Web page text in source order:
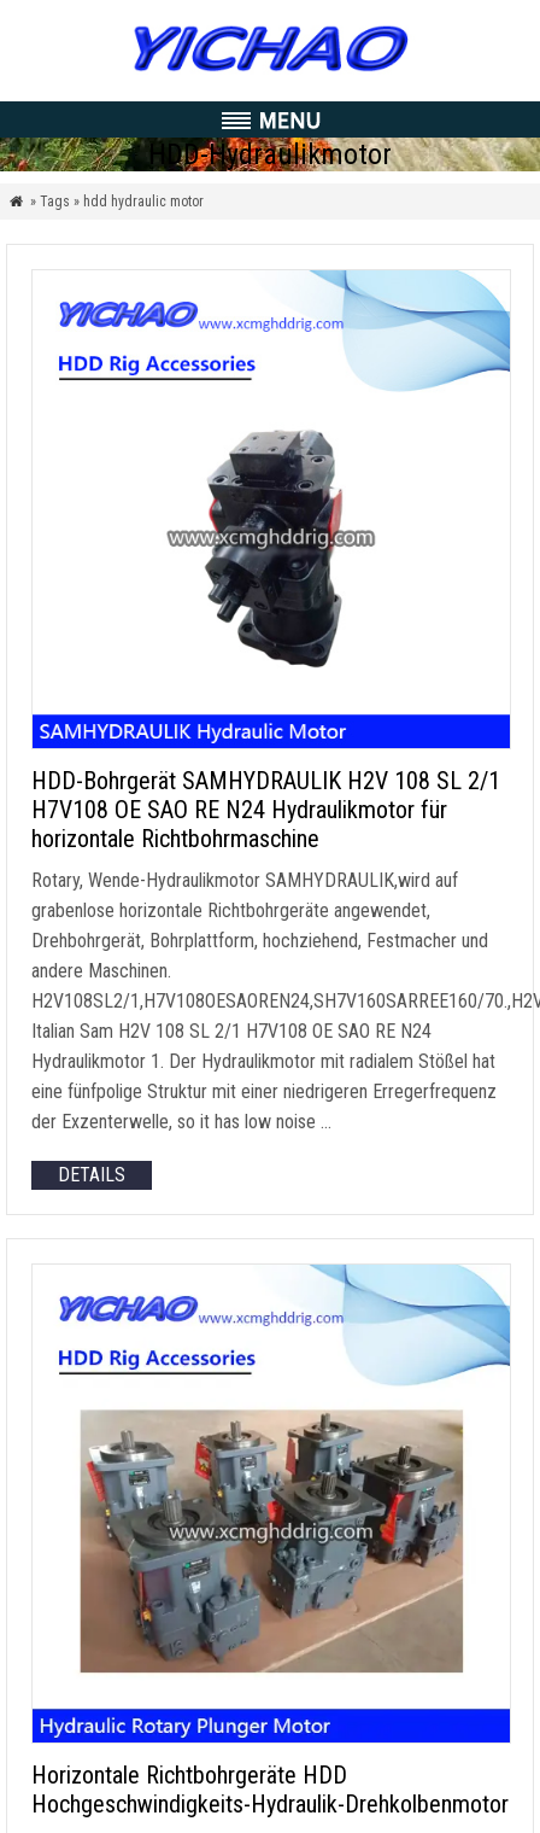
HDD-Hydraulikmotor
 » Tags » hdd hydraulic motor
HDD-Bohrgerät SAMHYDRAULIK H2V 108 SL 2/1
H7V108 OE SAO RE N24 Hydraulikmotor für
horizontale Richtbohrmaschine
Rotary, Wende-Hydraulikmotor SAMHYDRAULIK,wird auf
grabenlose horizontale Richtbohrgeräte angewendet,
Drehbohrgerät, Bohrplattform, hochziehend, Festmacher und
andere Maschinen.
H2V108SL2/1,H7V108OESAOREN24,SH7V160SARREE160/
Italian Sam H2V 108 SL 2/1 H7V108 OE SAO RE N24
Hydraulikmotor 1. Der Hydraulikmotor mit radialem Stößel hat
eine fünfpolige Struktur mit einer niedrigeren Erregerfrequenz
der Exzenterwelle, so it has low noise …
DETAILS
Horizontale Richtbohrgeräte HDD
Hochgeschwindigkeits-Hydraulik-Drehkolbenmotor